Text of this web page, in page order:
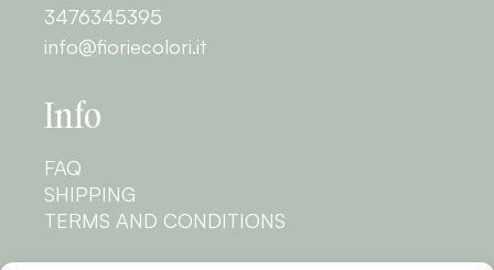
3476345395
info@fioriecolori.it
Info
FAQ
SHIPPING
TERMS AND CONDITIONS